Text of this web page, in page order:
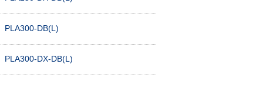
PLA300-DB(L)
PLA300-DX-DB(L)